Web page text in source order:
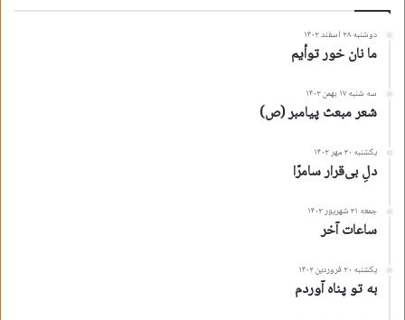
دوشنبه ۲۸ اسفند ۱۴۰۲
ما نان خور توأیم
سه شنبه ۱۷ بهمن ۱۴۰۲
شعر مبعث پیامبر (ص)
یکشنبه ۳۰ مهر ۱۴۰۲
دلِ بی‌قرار سامرّا
جمعه ۳۱ شهریور ۱۴۰۲
ساعات آخر
یکشنبه ۲۰ فروردین ۱۴۰۲
به تو پناه آوردم